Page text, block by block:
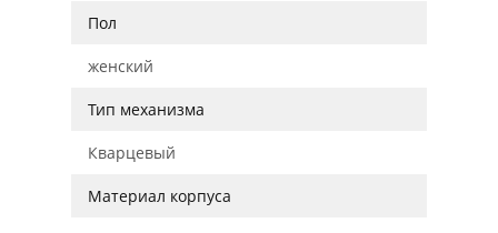
Пол
женский
Тип механизма
Кварцевый
Материал корпуса